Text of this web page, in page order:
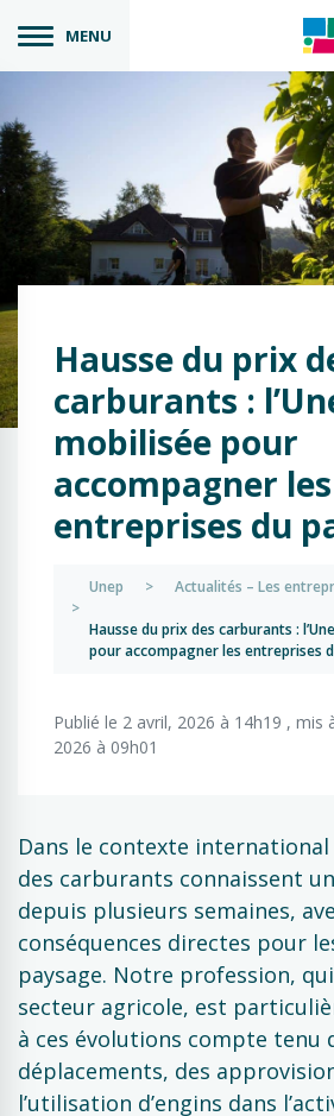
MENU
Hausse du prix
carburants :
mobilisée pour
accompagner les
entreprises du
Unep >
Actualités – Les
>
Hausse du prix des carburants :
pour accompagner les entreprises
Publié le 2 avril, 2026 à 14h19 , mis
2026 à 09h01
Dans le contexte
des carburants connaissent
depuis plusieurs semaines,
conséquences directes pour
paysage. Notre profession,
secteur agricole, est
à ces évolutions compte tenu
déplacements, des
l’utilisation d’engins dans